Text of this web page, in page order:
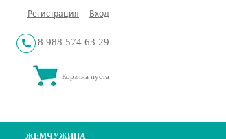
Регистрация Вход
8 988 574 63 29
Корзина пуста
ЖЕМЧУЖИНА